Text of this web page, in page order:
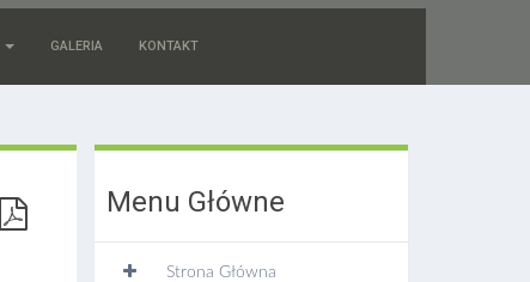
GALERIA KONTAKT
Menu Główne
Strona Główna